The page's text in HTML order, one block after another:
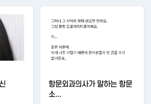
항문외과의사가 말하는 항문
소...